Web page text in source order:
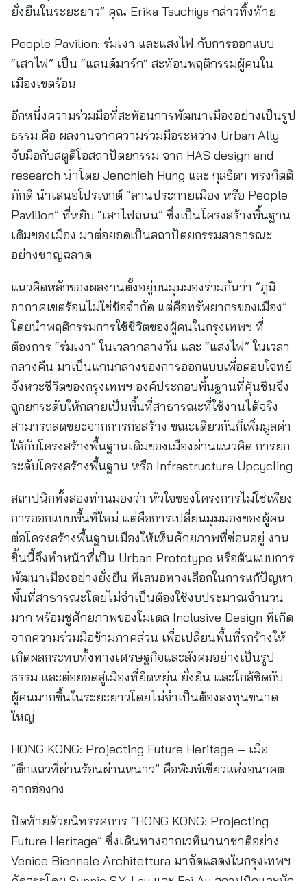
ยั่งยืนในระยะยาว” คุณ Erika Tsuchiya กล่าวทิ้งท้าย
People Pavilion: ร่มเงา และแสงไฟ กับการออกแบบ
“เสาไฟ” เป็น “แลนด์มาร์ก” สะท้อนพฤติกรรมผู้คนใน
เมืองเขตร้อน
อีกหนึ่งความร่วมมือที่สะท้อนการพัฒนาเมืองอย่างเป็นรูป
ธรรม คือ ผลงานจากความร่วมมือระหว่าง Urban Ally
จับมือกับสตูดิโอสถาปัตยกรรม จาก HAS design and
research นำโดย Jenchieh Hung และ กุลธิดา ทรงกิตติ
ภักดี นำเสนอโปรเจกต์ “ลานประกายเมือง หรือ People
Pavilion” ที่หยิบ “เสาไฟถนน” ซึ่งเป็นโครงสร้างพื้นฐาน
เดิมของเมือง มาต่อยอดเป็นสถาปัตยกรรมสาธารณะ
อย่างชาญฉลาด
แนวคิดหลักของผลงานตั้งอยู่บนมุมมองร่วมกันว่า “ภูมิ
อากาศเขตร้อนไม่ใช่ข้อจำกัด แต่คือทรัพยากรของเมือง”
โดยนำพฤติกรรมการใช้ชีวิตของผู้คนในกรุงเทพฯ ที่
ต้องการ “ร่มเงา” ในเวลากลางวัน และ “แสงไฟ” ในเวลา
กลางคืน มาเป็นแกนกลางของการออกแบบเพื่อตอบโจทย์
จังหวะชีวิตของกรุงเทพฯ องค์ประกอบพื้นฐานที่คุ้นชินจึง
ถูกยกระดับให้กลายเป็นพื้นที่สาธารณะที่ใช้งานได้จริง
สามารถลดขยะจากการก่อสร้าง ขณะเดียวกันก็เพิ่มมูลค่า
ให้กับโครงสร้างพื้นฐานเดิมของเมืองผ่านแนวคิด การยก
ระดับโครงสร้างพื้นฐาน หรือ Infrastructure Upcycling
สถาปนิกทั้งสองท่านมองว่า หัวใจของโครงการไม่ใช่เพียง
การออกแบบพื้นที่ใหม่ แต่คือการเปลี่ยนมุมมองของผู้คน
ต่อโครงสร้างพื้นฐานเมืองให้เห็นศักยภาพที่ซ่อนอยู่ งาน
ชิ้นนี้จึงทำหน้าที่เป็น Urban Prototype หรือต้นแบบการ
พัฒนาเมืองอย่างยั่งยืน ที่เสนอทางเลือกในการแก้ปัญหา
พื้นที่สาธารณะโดยไม่จำเป็นต้องใช้งบประมาณจำนวน
มาก พร้อมชูศักยภาพของโมเดล Inclusive Design ที่เกิด
จากความร่วมมือข้ามภาคส่วน เพื่อเปลี่ยนพื้นที่รกร้างให้
เกิดผลกระทบทั้งทางเศรษฐกิจและสังคมอย่างเป็นรูป
ธรรม และต่อยอดสู่เมืองที่ยืดหยุ่น ยั่งยืน และใกล้ชิดกับ
ผู้คนมากขึ้นในระยะยาวโดยไม่จำเป็นต้องลงทุนขนาด
ใหญ่
HONG KONG: Projecting Future Heritage – เมื่อ
“ตึกแถวที่ผ่านร้อนผ่านหนาว” คือพิมพ์เขียวแห่งอนาคต
จากฮ่องกง
ปิดท้ายด้วยนิทรรศการ “HONG KONG: Projecting
Future Heritage” ซึ่งเดินทางจากเวทีนานาชาติอย่าง
Venice Biennale Architettura มาจัดแสดงในกรุงเทพฯ